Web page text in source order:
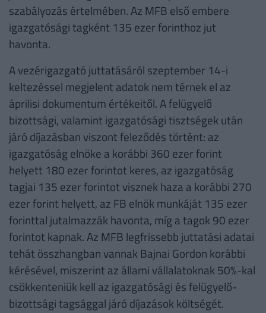
szabályozás értelmében. Az MFB első embere
igazgatósági tagként 135 ezer forinthoz jut
havonta.
A vezérigazgató juttatásáról szeptember 14-i
keltezéssel megjelent adatok nem térnek el az
áprilisi dokumentum értékeitől. A felügyelő
bizottsági, valamint igazgatósági tisztségek után
járó díjazásban viszont feleződés történt: az
igazgatóság elnöke a korábbi 360 ezer forint
helyett 180 ezer forintot keres, az igazgatóság
tagjai 135 ezer forintot visznek haza a korábbi 270
ezer forint helyett, az FB elnök munkáját 135 ezer
forinttal jutalmazzák havonta, míg a tagok 90 ezer
forintot kapnak. Az MFB legfrissebb juttatási adatai
tehát összhangban vannak Bajnai Gordon korábbi
kérésével, miszerint az állami vállalatoknak 50%-kal
csökkenteniük kell az igazgatósági és felügyelő-
bizottsági tagsággal járó díjazások költségét.